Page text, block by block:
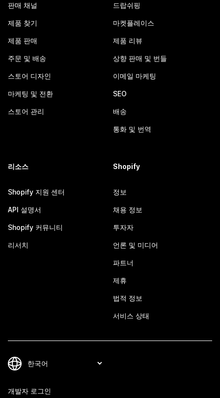
판매 채널
제품 찾기
제품 판매
주문 및 배송
스토어 디자인
마케팅 및 전환
스토어 관리
드랍쉬핑
마켓플레이스
제품 리뷰
상향 판매 및 번들
이메일 마케팅
SEO
배송
통화 및 번역
리소스
Shopify 지원 센터
API 설명서
Shopify 커뮤니티
리서치
Shopify
정보
채용 정보
투자자
언론 및 미디어
파트너
제휴
법적 정보
서비스 상태
개발자 로그인